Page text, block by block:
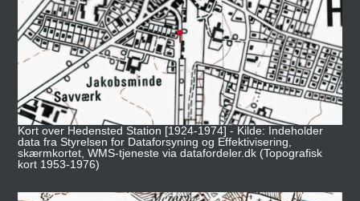
Kort over Hedensted Station [1924-1974] - Kilde: Indeholder
data fra Styrelsen for Dataforsyning og Effektivisering,
skærmkortet, WMS-tjeneste via datafordeler.dk (Topografisk
kort 1953-1976)